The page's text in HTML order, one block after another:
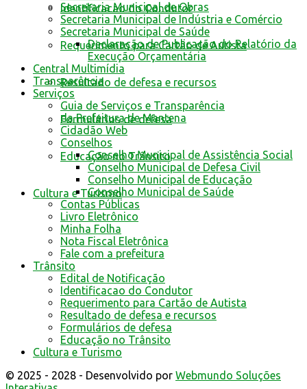
Identificacao do Condutor
Requerimento para Cartão de Autista
Resultado de defesa e recursos
Formulários de defesa
Educação no Trânsito
Cultura e Turismo
Secretaria Municipal de Obras
Secretaria Municipal de Indústria e Comércio
Secretaria Municipal de Saúde
Declaração de Publicação do Relatório da
Execução Orçamentária
Central Multimídia
Transparência
Serviços
Guia de Serviços e Transparência
da Prefeitura de Mantena
Cidadão Web
Conselhos
Conselho Municipal de Assistência Social
Conselho Municipal de Defesa Civil
Conselho Municipal de Educação
Conselho Municipal de Saúde
Contas Públicas
Livro Eletrônico
Minha Folha
Nota Fiscal Eletrônica
Fale com a prefeitura
Trânsito
Edital de Notificação
Identificacao do Condutor
Requerimento para Cartão de Autista
Resultado de defesa e recursos
Formulários de defesa
Educação no Trânsito
Cultura e Turismo
© 2025 - 2028 - Desenvolvido por Webmundo Soluções